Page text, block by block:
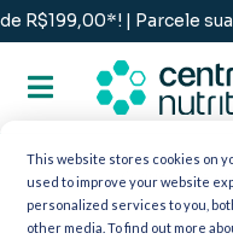
This website stores cookies on
used to improve your website
personalized services to you,
other media. To find out more
| Parcele suas